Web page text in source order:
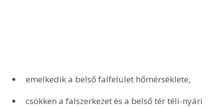
emelkedik a belső falfelület hőmérséklete,
csökken a falszerkezet és a belső tér téli-nyári